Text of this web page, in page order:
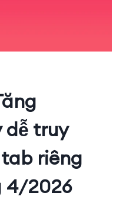
truy
riêng
4/2026